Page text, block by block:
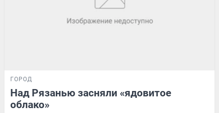
ГОРОД
Над Рязанью засняли «ядовитое
облако»